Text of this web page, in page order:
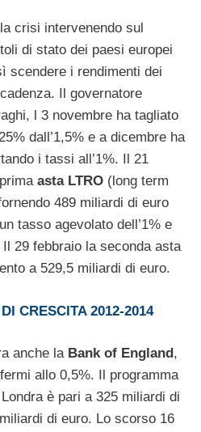
crisi intervenendo sul
di stato dei paesi europei
scendere i rendimenti dei
Il governatore
l 3 novembre ha tagliato
dall’1,5% e a dicembre ha
i tassi all’1%. Il 21
asta LTRO (long term
489 miliardi di euro
tasso agevolato dell’1% e
29 febbraio la seconda asta
a 529,5 miliardi di euro.
CRESCITA 2012-2014
anche la Bank of England ,
allo 0,5%. Il programma
è pari a 325 miliardi di
di euro. Lo scorso 16